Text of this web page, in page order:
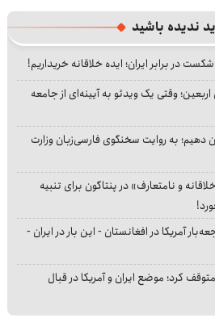
ندیده باشید
در برابر ایران؛ ایده خلاقانه خریداریم!
وقتی یک ویدئو به آیینه‌ای از جامعه
دهیم؛ به روایت سخنگوی فارسی‌زبان وزارت
و نامتعارف» در پنتاگون برای تنبیه
آمریکا در افغانستان - این بار در ایران -
کرد؛ موضع ایران و آمریکا در قبال